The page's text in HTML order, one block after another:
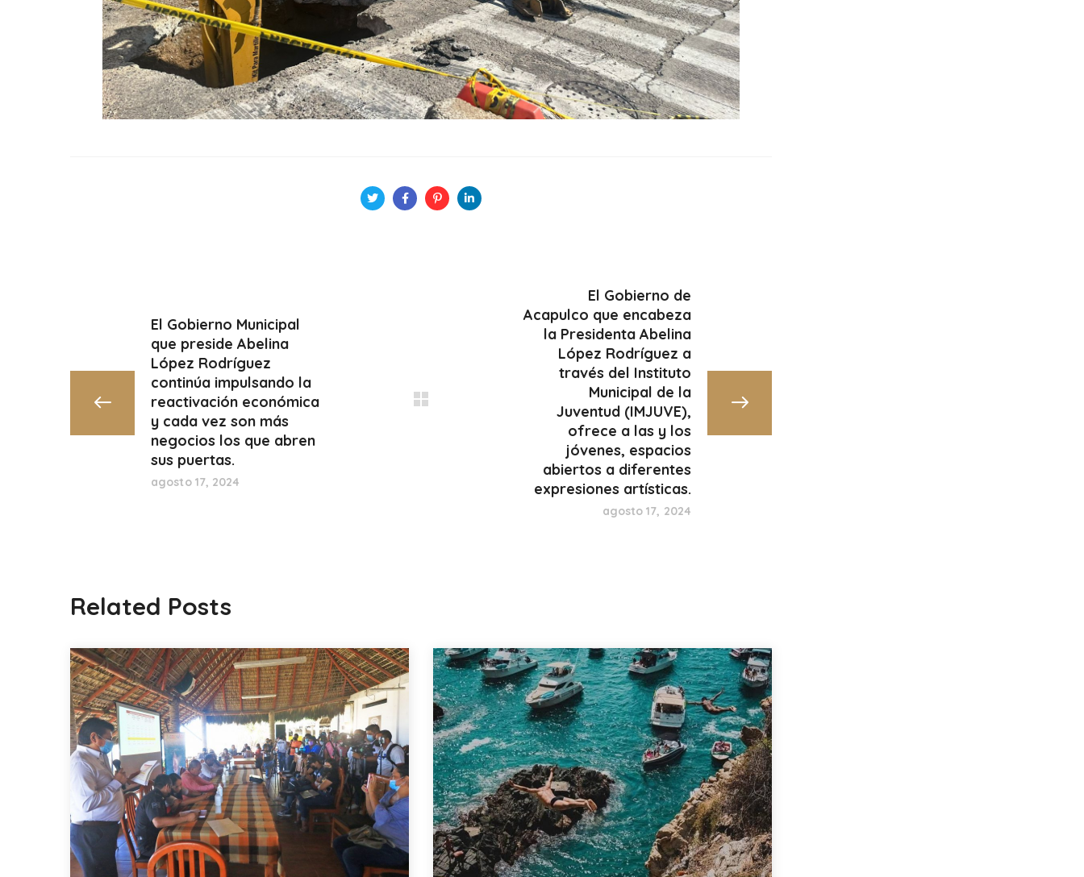
El Gobierno Municipal
que preside Abelina
López Rodríguez
continúa impulsando la
reactivación económica
y cada vez son más
negocios los que abren
sus puertas.
agosto 17, 2024
El Gobierno de
Acapulco que encabeza
la Presidenta Abelina
López Rodríguez a
través del Instituto
Municipal de la
Juventud (IMJUVE),
ofrece a las y los
jóvenes, espacios
abiertos a diferentes
expresiones artísticas.
agosto 17, 2024
Related Posts